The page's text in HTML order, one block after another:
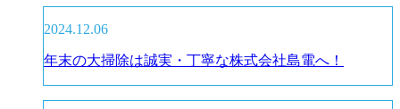
2024.12.06
年末の大掃除は誠実・丁寧な株式会社島電へ！